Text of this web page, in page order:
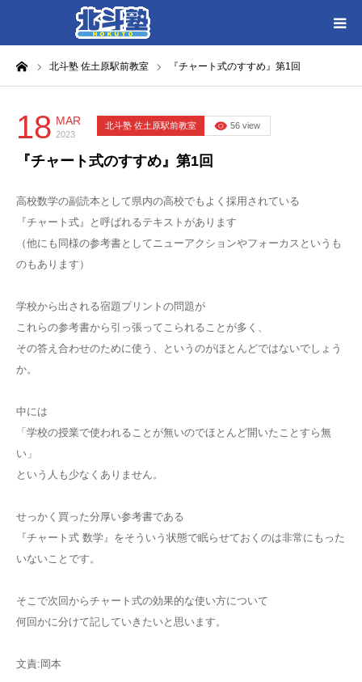
北斗塾 佐土原駅前教室 『チャート式のすすめ』第1回
18 MAR
2023
北斗塾 佐土原駅前教室 56 view
『チャート式のすすめ』第1回
高校数学の副読本として県内の高校でもよく採用されている
『チャート式』と呼ばれるテキストがあります
（他にも同様の参考書としてニューアクションやフォーカスというも
のもあります）
学校から出される宿題プリントの問題が
これらの参考書から引っ張ってこられることが多く、
その答え合わせのために使う、というのがほとんどではないでしょう
か。
中には
「学校の授業で使われることが無いのでほとんど開いたことすら無
い」
という人も少なくありません。
せっかく買った分厚い参考書である
『チャート式 数学』をそういう状態で眠らせておくのは非常にもった
いないことです。
そこで次回からチャート式の効果的な使い方について
何回かに分けて記していきたいと思います。
文責:岡本
HOME
各教室別に記事を見る
北斗塾／教室一覧
お問い合わせ